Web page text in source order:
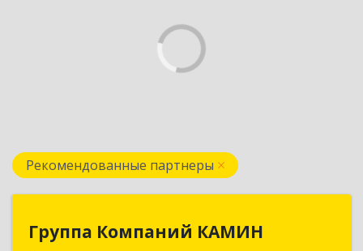
Рекомендованные партнеры
Группа Компаний КАМИН
Группа Компаний КАМИН